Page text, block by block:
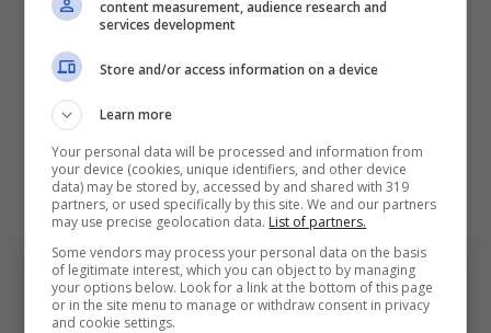
sono stati commessi. Negli anni c’è stata
sempre un’escalation, ma in negativo. L’asse,
fino a poco fa, era costituito da Gravina che
comandava il governo del calcio e i suoi
fedelissimi Chinè e Rocchi. Era un sistema
contro cui ti andavi a scontrare”.
content measurement, audience research and
services development
Store and/or access information on a device
Learn more
Your personal data will be processed and information from
your device (cookies, unique identifiers, and other device
data) may be stored by, accessed by and shared with 319
partners, or used specifically by this site. We and our partners
may use precise geolocation data. List of partners.
Some vendors may process your personal data on the basis
of legitimate interest, which you can object to by managing
your options below. Look for a link at the bottom of this page
or in the site menu to manage or withdraw consent in privacy
and cookie settings.